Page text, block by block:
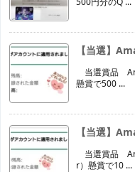
【当選】
当選賞品
懸賞で500 ...
【当選】
当選賞品
r）懸賞で10 ...